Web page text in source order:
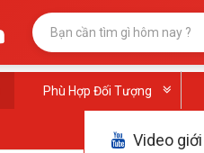
Phù Hợp Đối Tượng
Video